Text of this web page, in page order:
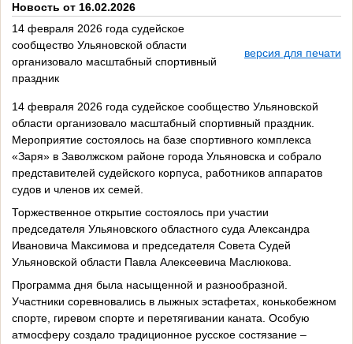
Новость от 16.02.2026
14 февраля 2026 года судейское
сообщество Ульяновской области
организовало масштабный спортивный
праздник
версия для печати
14 февраля 2026 года судейское сообщество Ульяновской
области организовало масштабный спортивный праздник.
Мероприятие состоялось на базе спортивного комплекса
«Заря» в Заволжском районе города Ульяновска и собрало
представителей судейского корпуса, работников аппаратов
судов и членов их семей.
Торжественное открытие состоялось при участии
председателя Ульяновского областного суда Александра
Ивановича Максимова и председателя Совета Судей
Ульяновской области Павла Алексеевича Маслюкова.
Программа дня была насыщенной и разнообразной.
Участники соревновались в лыжных эстафетах, конькобежном
спорте, гиревом спорте и перетягивании каната. Особую
атмосферу создало традиционное русское состязание –